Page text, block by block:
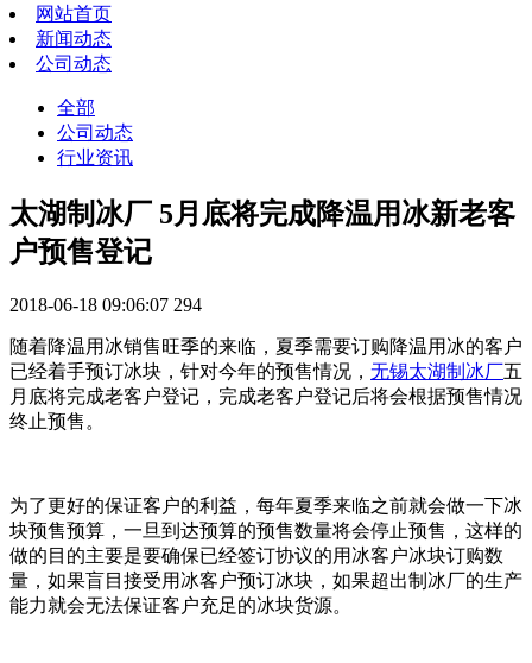
网站首页
新闻动态
公司动态
全部
公司动态
行业资讯
太湖制冰厂 5月底将完成降温用冰新老客
户预售登记
2018-06-18 09:06:07 294
随着降温用冰销售旺季的来临，夏季需要订购降温用冰的客户
已经着手预订冰块，针对今年的预售情况， 无锡太湖制冰厂五
月底将完成老客户登记，完成老客户登记后将会根据预售情况
终止预售。
为了更好的保证客户的利益，每年夏季来临之前就会做一下冰
块预售预算，一旦到达预算的预售数量将会停止预售，这样的
做的目的主要是要确保已经签订协议的用冰客户冰块订购数
量，如果盲目接受用冰客户预订冰块，如果超出制冰厂的生产
能力就会无法保证客户充足的冰块货源。